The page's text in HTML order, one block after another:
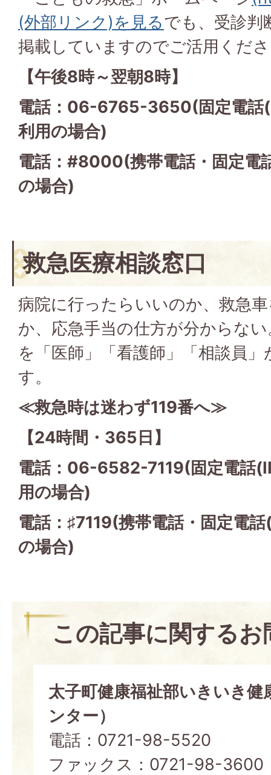
(外部リンク)を見るでも、受診判
掲載していますのでご活用くだ
【午後8時～翌朝8時】
電話：06-6765-3650(固定電話
利用の場合)
電話：#8000(携帯電話・固定電
の場合)
救急医療相談窓口
病院に行ったらいいのか、救急
か、応急手当の仕方が分からな
を「医師」「看護師」「相談員
す。
≪救急時は迷わず119番へ≫
【24時間・365日】
電話：06-6582-7119(固定電話
用の場合)
電話：♯7119(携帯電話・固定電
の場合)
この記事に関する
太子町健康福祉部いきいき健
ンター）
電話：0721-98-5520
ファックス：0721-98-3600